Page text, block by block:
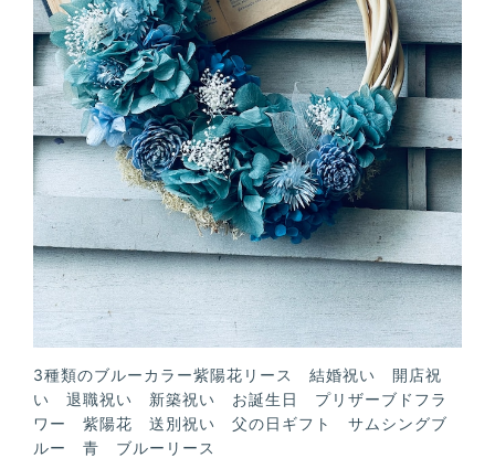
3種類のブルーカラー紫陽花リース 結婚祝い 開店祝
い 退職祝い 新築祝い お誕生日 プリザーブドフラ
ワー 紫陽花 送別祝い 父の日ギフト サムシングブ
ルー 青 ブルーリース